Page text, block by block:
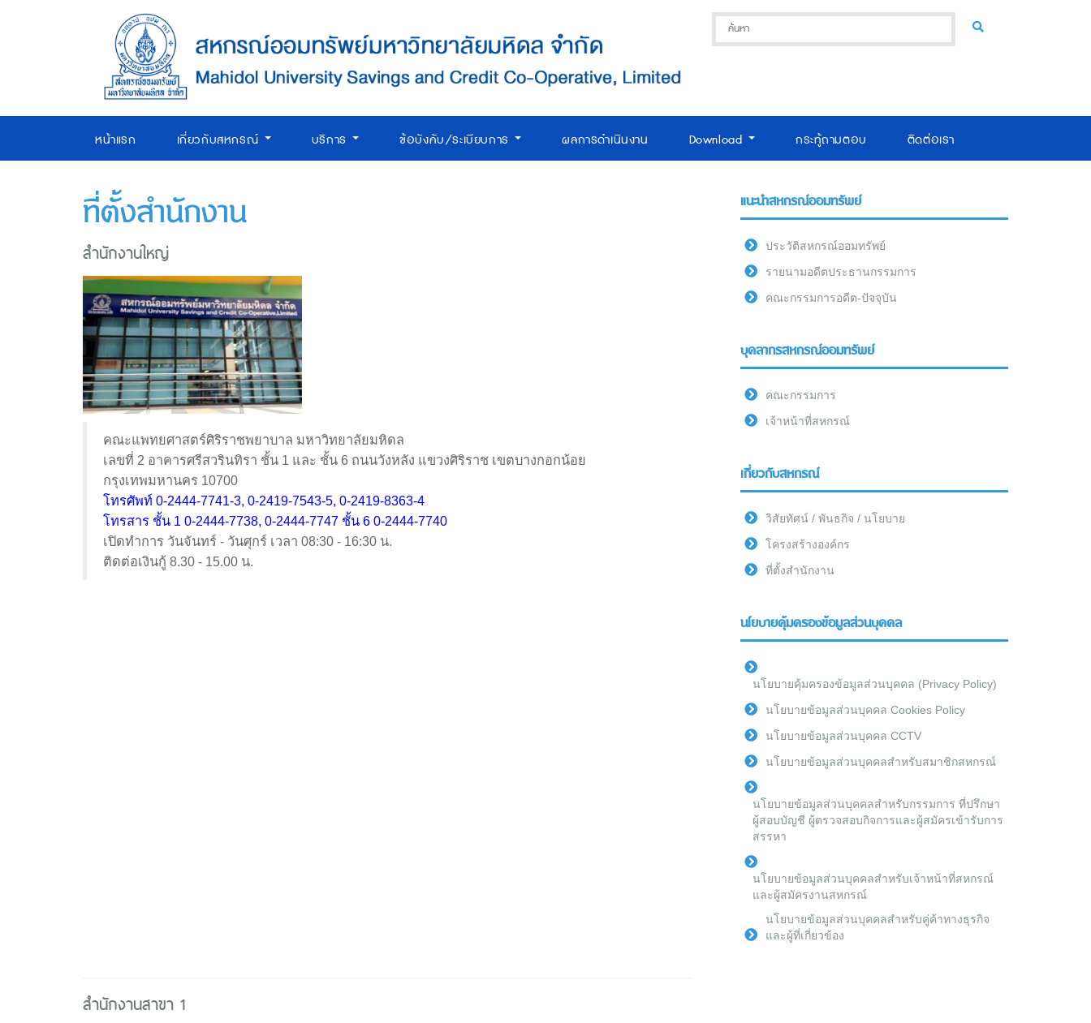
หน้าแรก เกี่ยวกับสหกรณ์ บริการ ข้อบังคับ/ระเบียบการ ผลการดำเนินงาน Download กระทู้ถามตอบ ติดต่อเรา
ที่ตั้งสำนักงาน
สำนักงานใหญ่
คณะแพทยศาสตร์ศิริราชพยาบาล มหาวิทยาลัยมหิดล
เลขที่ 2 อาคารศรีสวรินทิรา ชั้น 1 และ ชั้น 6 ถนนวังหลัง แขวงศิริราช เขตบางกอกน้อย
กรุงเทพมหานคร 10700
โทรศัพท์ 0-2444-7741-3, 0-2419-7543-5, 0-2419-8363-4
โทรสาร ชั้น 1 0-2444-7738, 0-2444-7747 ชั้น 6 0-2444-7740
เปิดทำการ วันจันทร์ - วันศุกร์ เวลา 08:30 - 16:30 น.
ติดต่อเงินกู้ 8.30 - 15.00 น.
สำนักงานสาขา 1
แนะนำสหกรณ์ออมทรัพย์
ประวัติสหกรณ์ออมทรัพย์
รายนามอดีตประธานกรรมการ
คณะกรรมการอดีต-ปัจจุบัน
บุคลากรสหกรณ์ออมทรัพย์
คณะกรรมการ
เจ้าหน้าที่สหกรณ์
เกี่ยวกับสหกรณ์
วิสัยทัศน์ / พันธกิจ / นโยบาย
โครงสร้างองค์กร
ที่ตั้งสำนักงาน
นโยบายคุ้มครองข้อมูลส่วนบุคคล
นโยบายคุ้มครองข้อมูลส่วนบุคคล (Privacy Policy)
นโยบายข้อมูลส่วนบุคคล Cookies Policy
นโยบายข้อมูลส่วนบุคคล CCTV
นโยบายข้อมูลส่วนบุคคลสำหรับสมาชิกสหกรณ์
นโยบายข้อมูลส่วนบุคคลสำหรับกรรมการ ที่ปรึกษา
ผู้สอบบัญชี ผู้ตรวจสอบกิจการและผู้สมัครเข้ารับการ
สรรหา
นโยบายข้อมูลส่วนบุคคลสำหรับเจ้าหน้าที่สหกรณ์
และผู้สมัครงานสหกรณ์
นโยบายข้อมูลส่วนบุคคลสำหรับคู่ค้าทางธุรกิจ
และผู้ที่เกี่ยวข้อง